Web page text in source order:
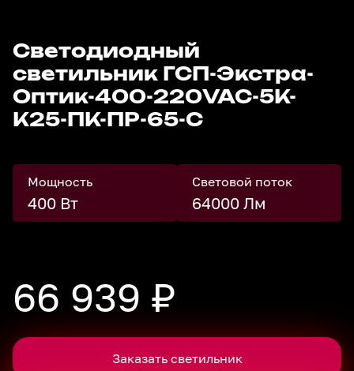
Светодиодный
светильник ГСП-Экстра-
Оптик-400-220VAC-5К-
К25-ПК-ПР-65-С
Мощность
400 Вт
Световой поток
64000 Лм
66 939 ₽
Заказать светильник